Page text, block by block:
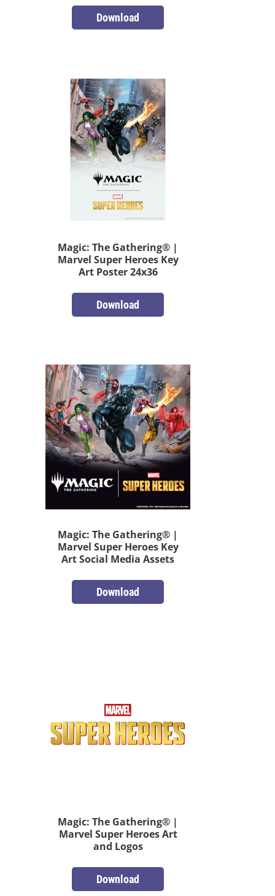
Download
Magic: The Gathering® |
Marvel Super Heroes Key
Art Poster 24x36
Download
Magic: The Gathering® |
Marvel Super Heroes Key
Art Social Media Assets
Download
Magic: The Gathering® |
Marvel Super Heroes Art
and Logos
Download